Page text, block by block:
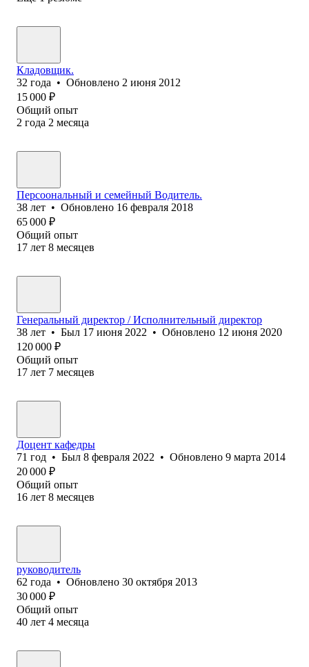
Кладовщик.
32 года • Обновлено 2 июня 2012
15 000 ₽
Общий опыт
2 года 2 месяца
Персоональный и семейный Водитель.
38 лет • Обновлено 16 февраля 2018
65 000 ₽
Общий опыт
17 лет 8 месяцев
Генеральный директор / Исполнительный директор
38 лет • Был 17 июня 2022 • Обновлено 12 июня 2020
120 000 ₽
Общий опыт
17 лет 7 месяцев
Доцент кафедры
71 год • Был 8 февраля 2022 • Обновлено 9 марта 2014
20 000 ₽
Общий опыт
16 лет 8 месяцев
руководитель
62 года • Обновлено 30 октября 2013
30 000 ₽
Общий опыт
40 лет 4 месяца